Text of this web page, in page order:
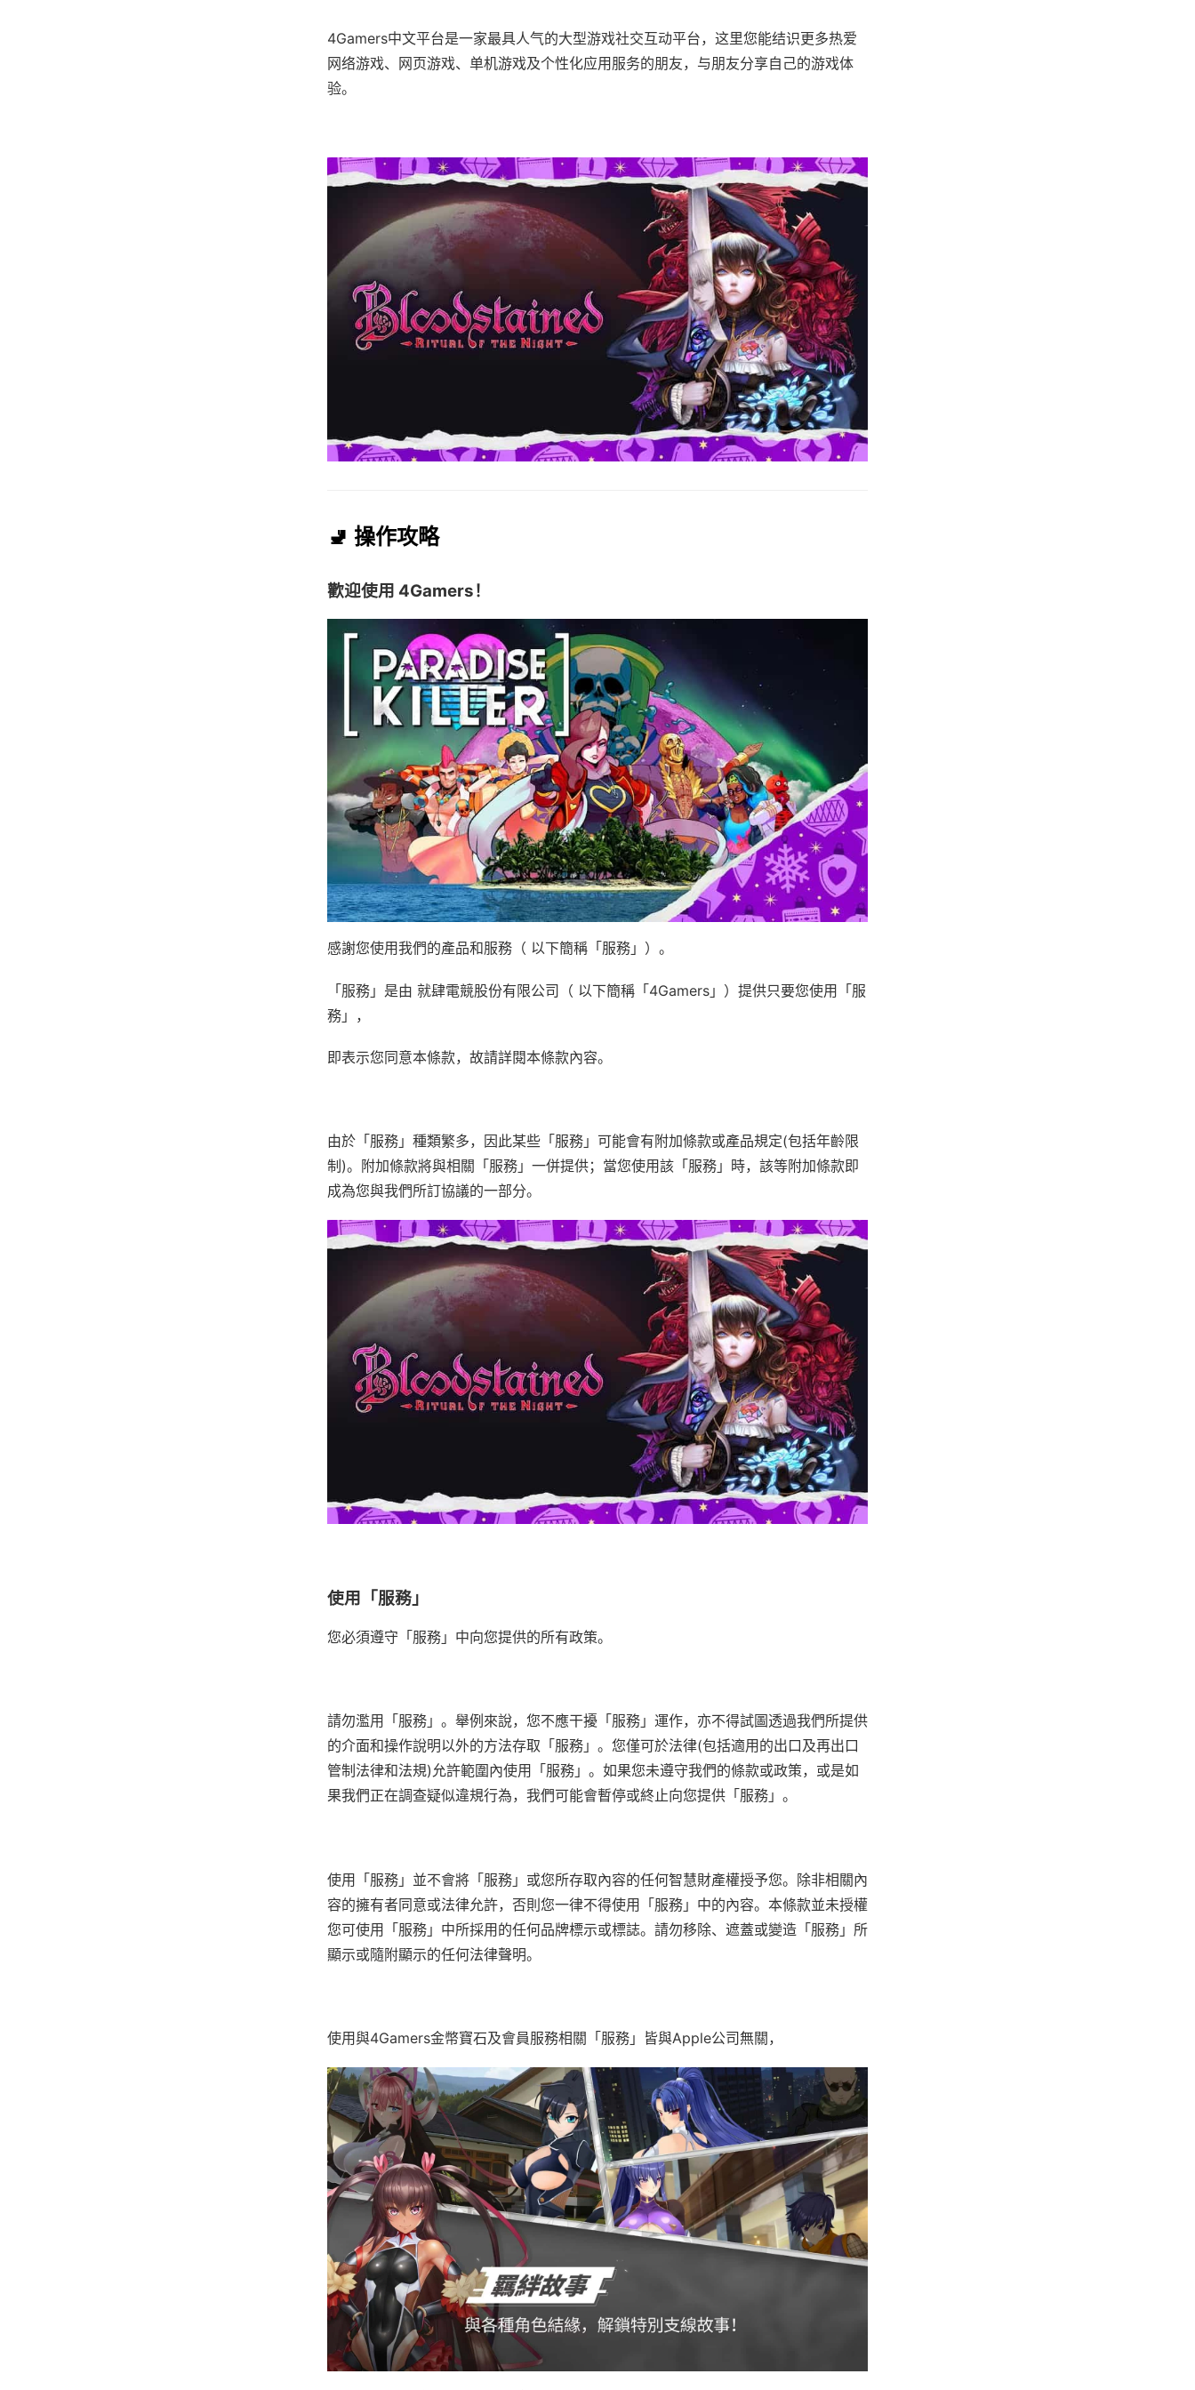
4Gamers中文平台是一家最具人气的大型游戏社交互动平台，这里您能结识更多热爱
网络游戏、网页游戏、单机游戏及个性化应用服务的朋友，与朋友分享自己的游戏体
验。
🚽 操作攻略
歡迎使用 4Gamers！
感謝您使用我們的產品和服務（ 以下簡稱「服務」）。
「服務」是由 就肆電競股份有限公司（ 以下簡稱「4Gamers」）提供只要您使用「服
務」，
即表示您同意本條款，故請詳閱本條款內容。
由於「服務」種類繁多，因此某些「服務」可能會有附加條款或產品規定(包括年齡限
制)。附加條款將與相關「服務」一併提供；當您使用該「服務」時，該等附加條款即
成為您與我們所訂協議的一部分。
使用「服務」
您必須遵守「服務」中向您提供的所有政策。
請勿濫用「服務」。舉例來說，您不應干擾「服務」運作，亦不得試圖透過我們所提供
的介面和操作說明以外的方法存取「服務」。您僅可於法律(包括適用的出口及再出口
管制法律和法規)允許範圍內使用「服務」。如果您未遵守我們的條款或政策，或是如
果我們正在調查疑似違規行為，我們可能會暫停或終止向您提供「服務」。
使用「服務」並不會將「服務」或您所存取內容的任何智慧財產權授予您。除非相關內
容的擁有者同意或法律允許，否則您一律不得使用「服務」中的內容。本條款並未授權
您可使用「服務」中所採用的任何品牌標示或標誌。請勿移除、遮蓋或變造「服務」所
顯示或隨附顯示的任何法律聲明。
使用與4Gamers金幣寶石及會員服務相關「服務」皆與Apple公司無關，